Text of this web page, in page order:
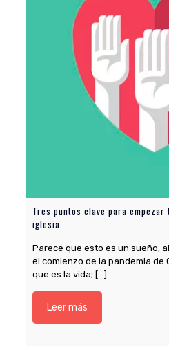
Tres puntos clave para empezar
iglesia
Parece que esto es un sueño,
el comienzo de la pandemia de
que es la vida; […]
Leer más